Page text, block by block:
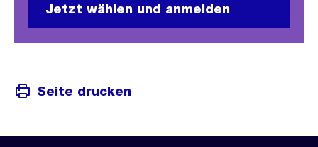
Jetzt wählen und anmelden
Seite drucken